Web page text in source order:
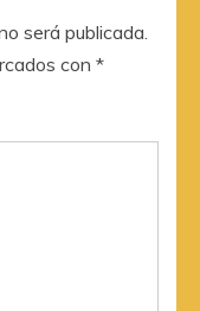
será publicada.
con *